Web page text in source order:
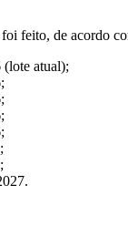
feito, de acordo
atual);